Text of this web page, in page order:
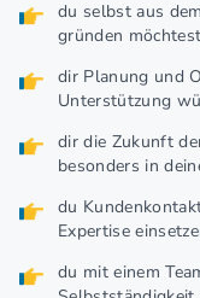
du selbst aus
gründen
dir Planung und
Unterstützung
dir die Zukunft
besonders in
du
Expertise
du mit einem